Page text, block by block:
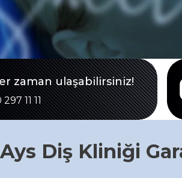
zaman ulaşabilirsiniz!
11 11
Diş Kliniği